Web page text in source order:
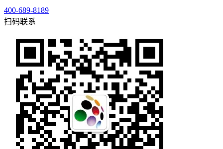
400-689-8189
扫码联系